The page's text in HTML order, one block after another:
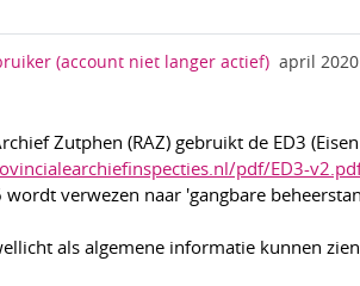
(account niet langer actief) april 2020
Zutphen (RAZ) gebruikt de ED3
pdf/ED3-
wordt verwezen naar 'gangbare
als algemene informatie kunnen